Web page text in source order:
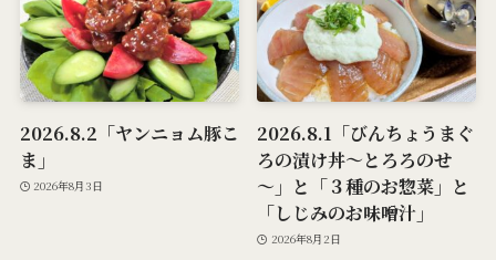
2026.8.2「ヤンニョム豚こ
ま」
2026年8月3日
2026.8.1「びんちょうまぐ
ろの漬け丼～とろろのせ
～」と「３種のお惣菜」と
「しじみのお味噌汁」
2026年8月2日